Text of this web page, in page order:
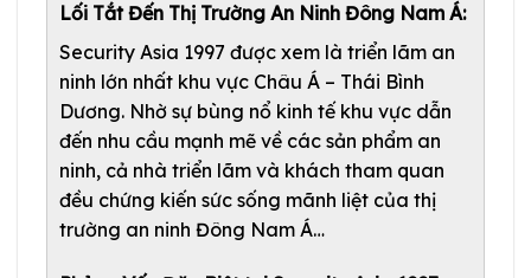
Lối Tắt Đến Thị Trường An Ninh Đông Nam Á:
Security Asia 1997 được xem là triển lãm an
ninh lớn nhất khu vực Châu Á – Thái Bình
Dương. Nhờ sự bùng nổ kinh tế khu vực dẫn
đến nhu cầu mạnh mẽ về các sản phẩm an
ninh, cả nhà triển lãm và khách tham quan
đều chứng kiến sức sống mãnh liệt của thị
trường an ninh Đông Nam Á…